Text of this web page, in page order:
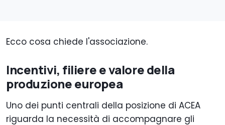
Ecco cosa chiede l'associazione.
Incentivi, filiere e valore della
produzione europea
Uno dei punti centrali della posizione di ACEA
riguarda la necessità di accompagnare gli